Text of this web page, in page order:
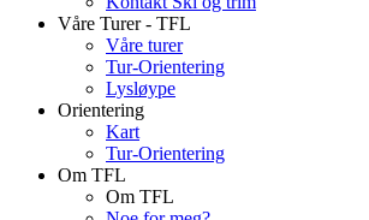
Våre Turer - TFL
Våre turer
Tur-Orientering
Lysløype
Orientering
Kart
Tur-Orientering
Om TFL
Om TFL